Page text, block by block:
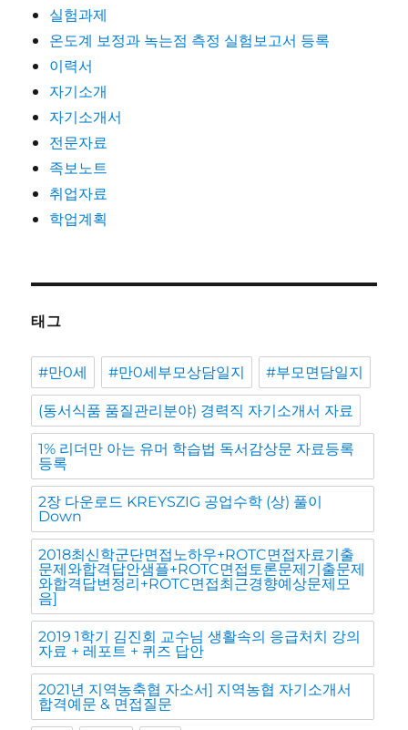
실험과제
온도계 보정과 녹는점 측정 실험보고서 등록
이력서
자기소개
자기소개서
전문자료
족보노트
취업자료
학업계획
태그
#만0세 #만0세부모상담일지 #부모면담일지
(동서식품 품질관리분야) 경력직 자기소개서 자료
1% 리더만 아는 유머 학습법 독서감상문 자료등록
등록
2장 다운로드 KREYSZIG 공업수학 (상) 풀이
Down
2018최신학군단면접노하우+ROTC면접자료기출
문제와합격답안샘플+ROTC면접토론문제기출문제
와합격답변정리+ROTC면접최근경향예상문제모
음]
2019 1학기 김진회 교수님 생활속의 응급처치 강의
자료 + 레포트 + 퀴즈 답안
2021년 지역농축협 자소서] 지역농협 자기소개서
합격예문 & 면접질문